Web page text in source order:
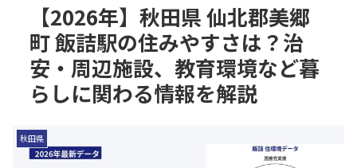
【2026年】秋田県 仙北郡美郷
町 飯詰駅の住みやすさは？治
安・周辺施設、教育環境など暮
らしに関わる情報を解説
秋田県